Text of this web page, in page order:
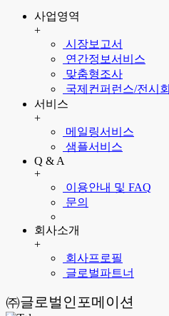
사업영역
+
시장보고서
연간정보서비스
맞춤형조사
국제컨퍼런스/전시회
서비스
+
메일링서비스
샘플서비스
Q & A
+
이용안내 및 FAQ
문의
회사소개
+
회사프로필
글로벌파트너
㈜글로벌인포메이션